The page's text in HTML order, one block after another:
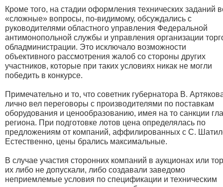
Кроме того, на стадии оформления технических заданий
«сложные» вопросы, по-видимому, обсуждались с
руководителями областного управления Федеральной
антимонопольной службы и управления организации
обладминистрации. Это исключало возможности
объективного рассмотрения жалоб со стороны других
участников, которые при таких условиях никак не могли
победить в конкурсе.
Примечательно и то, что советник губернатора В.
лично вел переговоры с производителями по поставкам
оборудования и ценообразованию, имея на то санкции
региона. При подготовке лотов цена определялась по
предложениям от компаний, аффилированных с С.
Естественно, цены брались максимальные.
В случае участия сторонних компаний в аукционах или
их либо не допускали, либо создавали заведомо
неприемлемые условия по спецификации и техническим